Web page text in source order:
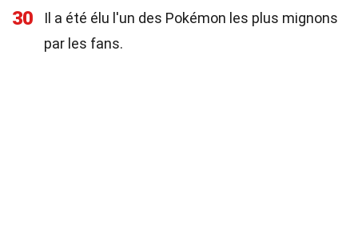
30
Il a été élu l'un des Pokémon les plus mignons
par les fans.